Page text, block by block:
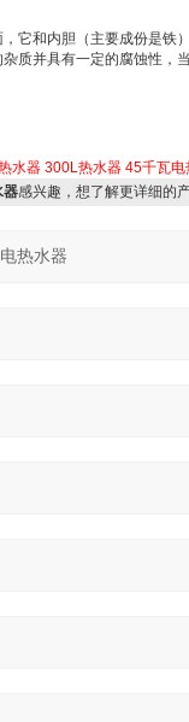
它和内胆（主要成份是铁
质并具有一定的腐蚀性，
水器 300L热水器 45千瓦电
器感兴趣，想了解更详细的